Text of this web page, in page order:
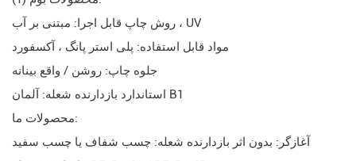
روش چاپ قابل اجرا: مبتنی بر آب ، UV
مواد قابل استفاده: پلی استر پانگ ، آکسفورد
جلوه چاپ: روشن / واقع بینانه
استاندارد بازدارنده شعله: آلمان B1
محصولات ما:
آغازگر: بدون اثر بازدارنده شعله: چسب شفاف یا چسب سفید